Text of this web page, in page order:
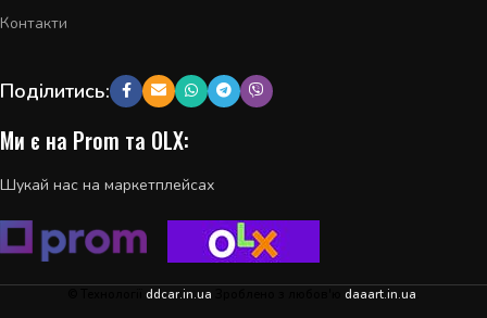
Контакти
Поділитись:
Ми є на Prom та OLX:
Шукай нас на маркетплейсах
ddcar.in.ua daaart.in.ua